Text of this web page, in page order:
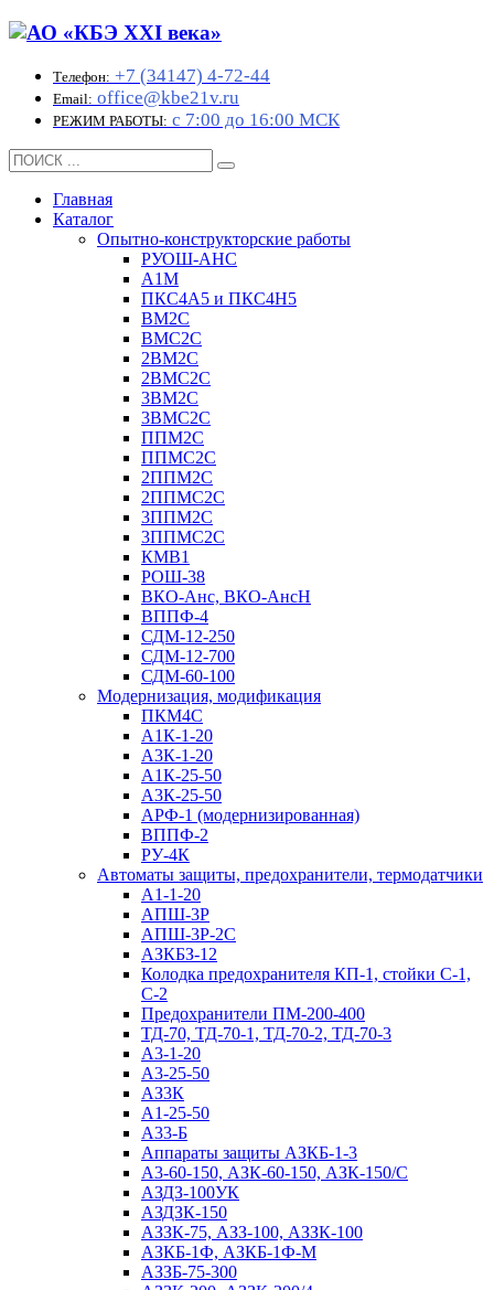
Телефон: +7 (34147) 4-72-44
Email: office@kbe21v.ru
РЕЖИМ РАБОТЫ: с 7:00 до 16:00 МСК
Главная
Каталог
Опытно-конструкторские работы
РУОШ-АНС
А1М
ПКС4А5 и ПКС4Н5
ВМ2С
ВМС2С
2ВМ2С
2ВМС2С
3ВМ2С
3ВМС2С
ППМ2С
ППМС2С
2ППМ2С
2ППМС2С
3ППМ2С
3ППМС2С
КМВ1
РОШ-38
ВКО-Анс, ВКО-АнсН
ВППФ-4
СДМ-12-250
СДМ-12-700
СДМ-60-100
Модернизация, модификация
ПКМ4С
А1К-1-20
А3К-1-20
А1К-25-50
А3К-25-50
АРФ-1 (модернизированная)
ВППФ-2
РУ-4К
Автоматы защиты, предохранители, термодатчики
А1-1-20
АПШ-3Р
АПШ-3P-2С
АЗКБЗ-12
Колодка предохранителя КП-1, стойки С-1,
С-2
Предохранители ПМ-200-400
ТД-70, ТД-70-1, ТД-70-2, ТД-70-3
А3-1-20
А3-25-50
АЗ3К
А1-25-50
А33-Б
Аппараты защиты АЗКБ-1-3
А3-60-150, АЗК-60-150, АЗК-150/С
АЗДЗ-100УК
АЗДЗК-150
АЗЗК-75, АЗЗ-100, АЗЗК-100
АЗКБ-1Ф, АЗКБ-1Ф-М
АЗЗБ-75-300